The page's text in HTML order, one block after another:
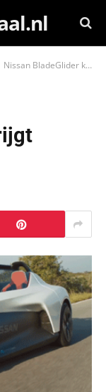
Nissan BladeGlider krijgt vervolg